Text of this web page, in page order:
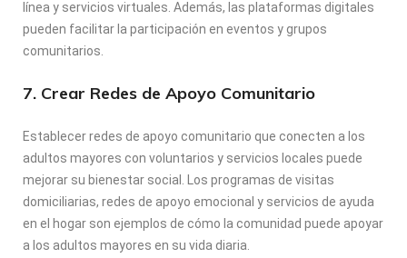
línea y servicios virtuales. Además, las plataformas digitales
pueden facilitar la participación en eventos y grupos
comunitarios.
7. Crear Redes de Apoyo Comunitario
Establecer redes de apoyo comunitario que conecten a los
adultos mayores con voluntarios y servicios locales puede
mejorar su bienestar social. Los programas de visitas
domiciliarias, redes de apoyo emocional y servicios de ayuda
en el hogar son ejemplos de cómo la comunidad puede apoyar
a los adultos mayores en su vida diaria.